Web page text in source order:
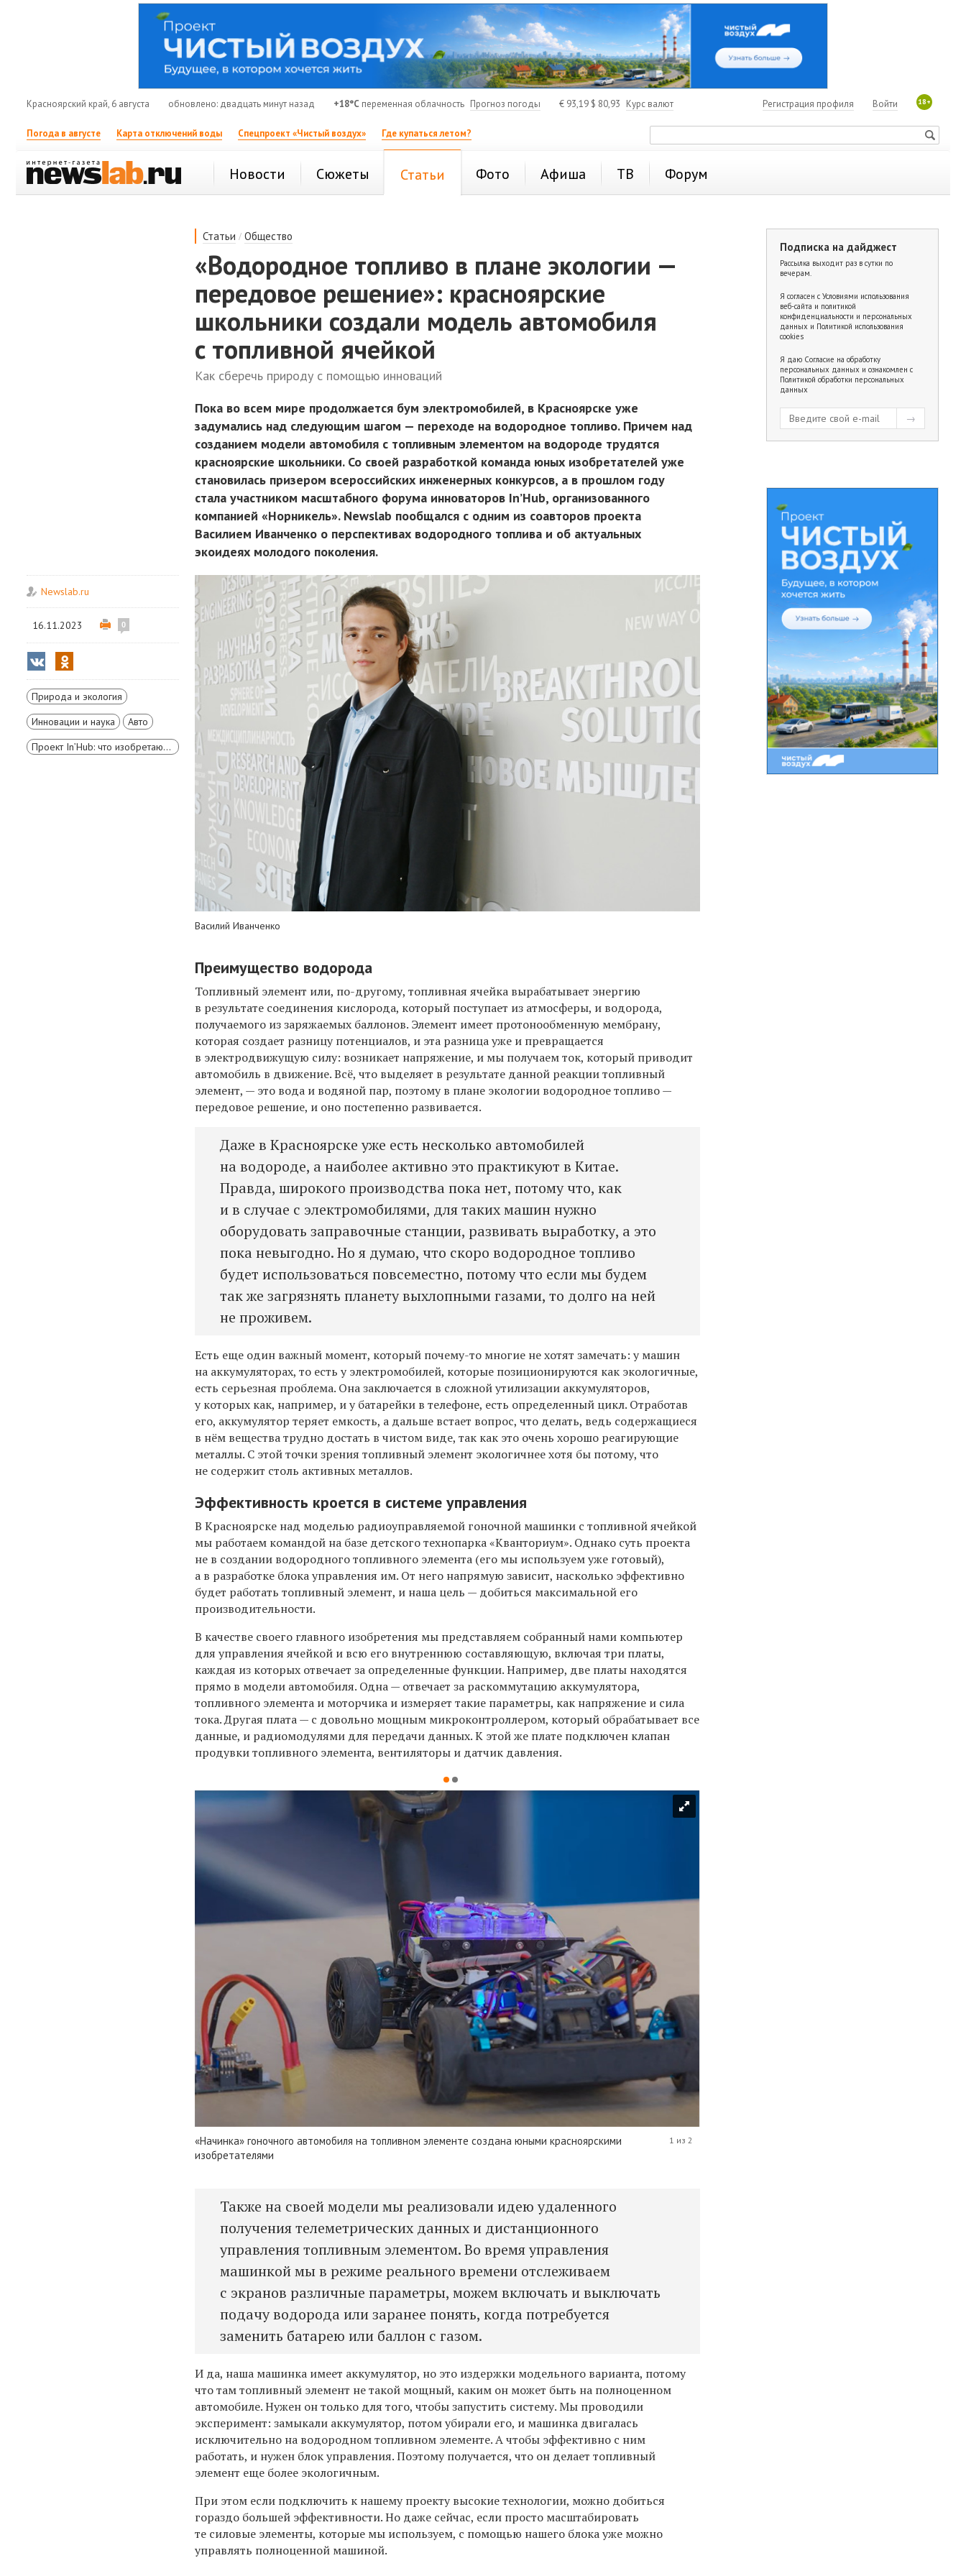
Красноярский край, 6 августа обновлено: двадцать минут назад +18°C переменная облачность Прогноз погоды € 93,19 $ 80,93 Курс валют 18+
Войти
Регистрация профиля
Погода в августе Карта отключений воды Спецпроект «Чистый воздух» Где купаться летом?
Новости Сюжеты Статьи Фото Афиша ТВ Форум
Статьи /Общество
«Водородное топливо в плане экологии —
передовое решение»: красноярские
школьники создали модель автомобиля
с топливной ячейкой
Как сберечь природу с помощью инноваций
Пока во всем мире продолжается бум электромобилей, в Красноярске уже
задумались над следующим шагом — переходе на водородное топливо. Причем над
созданием модели автомобиля с топливным элементом на водороде трудятся
красноярские школьники. Со своей разработкой команда юных изобретателей уже
становилась призером всероссийских инженерных конкурсов, а в прошлом году
стала участником масштабного форума инноваторов In’Hub, организованного
компанией «Норникель». Newslab пообщался с одним из соавторов проекта
Василием Иванченко о перспективах водородного топлива и об актуальных
экоидеях молодого поколения.
Newslab.ru
16.11.2023 0
Природа и экология
Инновации и наука
Авто
Проект In’Hub: что изобретают в Красноярском крае?
Василий Иванченко
Преимущество водорода
Топливный элемент или, по-другому, топливная ячейка вырабатывает энергию
в результате соединения кислорода, который поступает из атмосферы, и водорода,
получаемого из заряжаемых баллонов. Элемент имеет протонообменную мембрану,
которая создает разницу потенциалов, и эта разница уже и превращается
в электродвижущую силу: возникает напряжение, и мы получаем ток, который приводит
автомобиль в движение. Всё, что выделяет в результате данной реакции топливный
элемент, — это вода и водяной пар, поэтому в плане экологии водородное топливо —
передовое решение, и оно постепенно развивается.
Даже в Красноярске уже есть несколько автомобилей
на водороде, а наиболее активно это практикуют в Китае.
Правда, широкого производства пока нет, потому что, как
и в случае с электромобилями, для таких машин нужно
оборудовать заправочные станции, развивать выработку, а это
пока невыгодно. Но я думаю, что скоро водородное топливо
будет использоваться повсеместно, потому что если мы будем
так же загрязнять планету выхлопными газами, то долго на ней
не проживем.
Есть еще один важный момент, который почему-то многие не хотят замечать: у машин
на аккумуляторах, то есть у электромобилей, которые позиционируются как экологичные,
есть серьезная проблема. Она заключается в сложной утилизации аккумуляторов,
у которых как, например, и у батарейки в телефоне, есть определенный цикл. Отработав
его, аккумулятор теряет емкость, а дальше встает вопрос, что делать, ведь содержащиеся
в нём вещества трудно достать в чистом виде, так как это очень хорошо реагирующие
металлы. С этой точки зрения топливный элемент экологичнее хотя бы потому, что
не содержит столь активных металлов.
Эффективность кроется в системе управления
В Красноярске над моделью радиоуправляемой гоночной машинки с топливной ячейкой
мы работаем командой на базе детского технопарка «Кванториум». Однако суть проекта
не в создании водородного топливного элемента (его мы используем уже готовый),
а в разработке блока управления им. От него напрямую зависит, насколько эффективно
будет работать топливный элемент, и наша цель — добиться максимальной его
производительности.
В качестве своего главного изобретения мы представляем собранный нами компьютер
для управления ячейкой и всю его внутреннюю составляющую, включая три платы,
каждая из которых отвечает за определенные функции. Например, две платы находятся
прямо в модели автомобиля. Одна — отвечает за раскоммутацию аккумулятора,
топливного элемента и моторчика и измеряет такие параметры, как напряжение и сила
тока. Другая плата — с довольно мощным микроконтроллером, который обрабатывает все
данные, и радиомодулями для передачи данных. К этой же плате подключен клапан
продувки топливного элемента, вентиляторы и датчик давления.
«Начинка» гоночного автомобиля на топливном элементе создана юными красноярскими
изобретателями
1 из 2
Также на своей модели мы реализовали идею удаленного
получения телеметрических данных и дистанционного
управления топливным элементом. Во время управления
машинкой мы в режиме реального времени отслеживаем
с экранов различные параметры, можем включать и выключать
подачу водорода или заранее понять, когда потребуется
заменить батарею или баллон с газом.
И да, наша машинка имеет аккумулятор, но это издержки модельного варианта, потому
что там топливный элемент не такой мощный, каким он может быть на полноценном
автомобиле. Нужен он только для того, чтобы запустить систему. Мы проводили
эксперимент: замыкали аккумулятор, потом убирали его, и машинка двигалась
исключительно на водородном топливном элементе. А чтобы эффективно с ним
работать, и нужен блок управления. Поэтому получается, что он делает топливный
элемент еще более экологичным.
При этом если подключить к нашему проекту высокие технологии, можно добиться
гораздо большей эффективности. Но даже сейчас, если просто масштабировать
те силовые элементы, которые мы используем, с помощью нашего блока уже можно
управлять полноценной машиной.
Подписка на дайджест
Рассылка выходит раз в сутки по
вечерам.
Я согласен с Условиями использования
веб-сайта и политикой
конфиденциальности и персональных
данных и Политикой использования
cookies
Я даю Согласие на обработку
персональных данных и ознакомлен с
Политикой обработки персональных
данных